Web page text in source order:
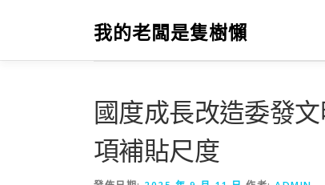
要
我的老闆是隻樹懶
國度成長改造委發
項補貼尺度